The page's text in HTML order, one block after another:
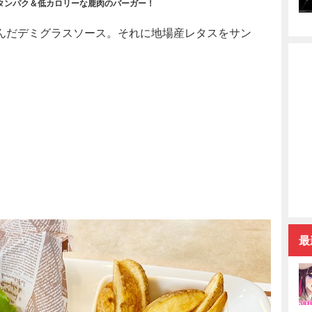
パク＆低カロリーな鹿肉のバーガー！
デミグラスソース。それに地場産レタスをサン